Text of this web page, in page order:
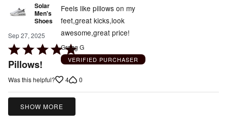
Solar
Men's
Shoes
Sep 27, 2025
Rated
5
of
5
Pillows!
Feels like pillows on my
feet,great kicks,look
awesome,great price!
Gregg G
VERIFIED PURCHASER
Was this helpful? 4 0
SHOW MORE